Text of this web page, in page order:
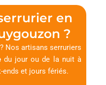
en
?
Nos artisans serruriers
du jour ou de la nuit à
ends et jours fériés.